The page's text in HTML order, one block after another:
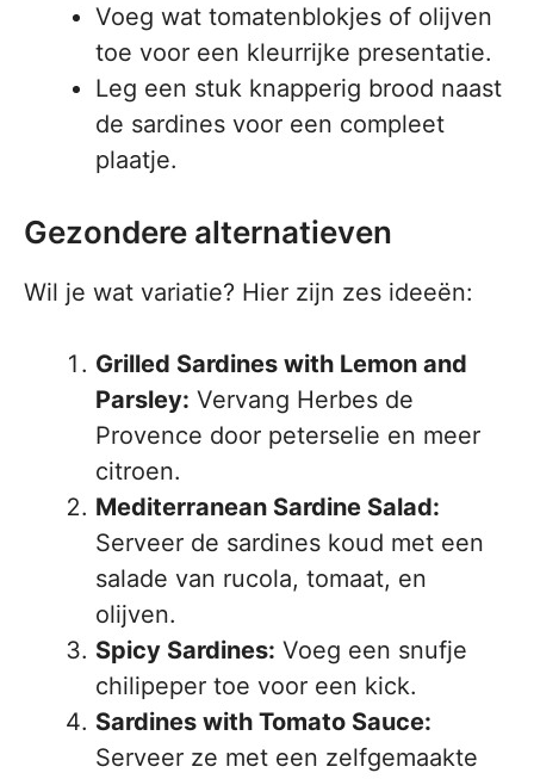
Voeg wat tomatenblokjes of olijven
toe voor een kleurrijke presentatie.
Leg een stuk knapperig brood naast
de sardines voor een compleet
plaatje.
Gezondere alternatieven
Wil je wat variatie? Hier zijn zes ideeën:
Grilled Sardines with Lemon and
Parsley: Vervang Herbes de
Provence door peterselie en meer
citroen.
Mediterranean Sardine Salad:
Serveer de sardines koud met een
salade van rucola, tomaat, en
olijven.
Spicy Sardines: Voeg een snufje
chilipeper toe voor een kick.
Sardines with Tomato Sauce:
Serveer ze met een zelfgemaakte